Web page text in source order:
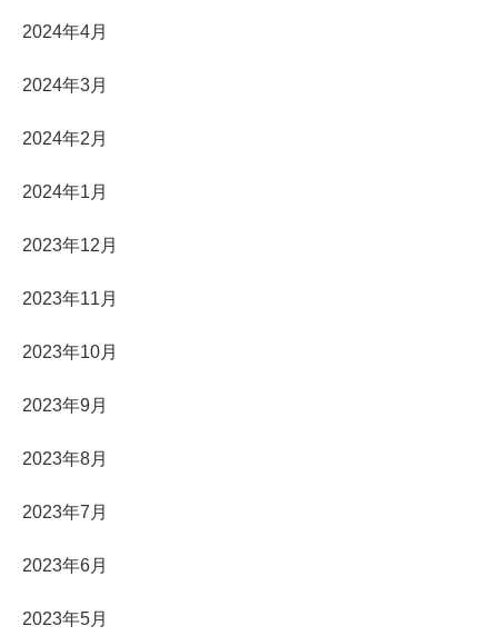
2024年4月
2024年3月
2024年2月
2024年1月
2023年12月
2023年11月
2023年10月
2023年9月
2023年8月
2023年7月
2023年6月
2023年5月